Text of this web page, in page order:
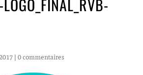
| 0 commentaires